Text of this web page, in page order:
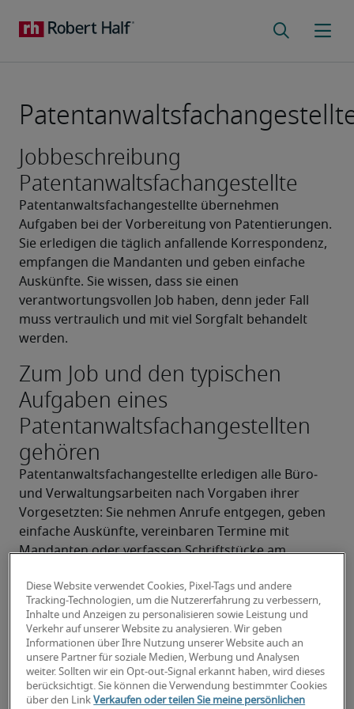
Jobbeschreibung
Patentanwaltsfachangestellte
Patentanwaltsfachangestellte übernehmen
Aufgaben bei der Vorbereitung von Patentierungen.
Sie erledigen die täglich anfallende Korrespondenz,
empfangen die Mandanten und geben einfache
Auskünfte. Sie wissen, dass sie einen
verantwortungsvollen Job haben, denn jeder Fall
muss vertraulich und mit viel Sorgfalt behandelt
werden.
Zum Job und den typischen
Aufgaben eines
Patentanwaltsfachangestellten
gehören
Patentanwaltsfachangestellte erledigen alle Büro­
und Verwaltungsarbeiten nach Vorgaben ihrer
Vorgesetzten: Sie nehmen Anrufe entgegen, geben
einfache Auskünfte, vereinbaren Termine mit
Mandanten oder verfassen Schriftstücke am
eingehalten werden und Gebühren bezahlt werden.
Sie erstellen Anträge für Patent-, Warenzeichen­,
oder Gebrauchsmusteranmeldungen und werten
neu angemeldete gewerbliche Schutzrechte,
Veröffentlichungen und Eintragungen aus. Erledigte
Geschäftsvorgänge archivieren sie und machen sie
so für spätere Recherchen zugänglich.
Diese Website verwendet Cookies, Pixel-Tags und andere
Tracking-Technologien, um die Nutzererfahrung zu verbessern,
Inhalte und Anzeigen zu personalisieren sowie Leistung und
Verkehr auf unserer Website zu analysieren. Wir geben
Informationen über Ihre Nutzung unserer Website auch an
unsere Partner für soziale Medien, Werbung und Analysen
weiter. Sollten wir ein Opt-out-Signal erkannt haben, wird dieses
berücksichtigt. Sie können die Verwendung bestimmter Cookies
über den LinkVerkaufen oder teilen Sie meine persönlichen